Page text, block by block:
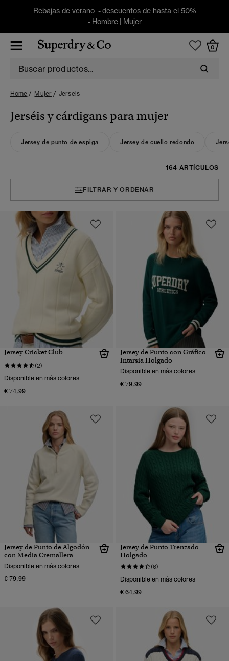
Rebajas de verano - descuentos de hasta el 50%
- Hombre| Mujer
0
Home Mujer Jerseis
Jerséis y cárdigans para mujer
Jersey de punto de espiga Jersey de cuello redondo
164 ARTÍCULOS
FILTRAR Y ORDENAR
Jersey Cricket Club
(2)
Disponible en más colores
€ 74,99
Jersey de Punto con Gráfico
Intarsia Holgado
Disponible en más colores
€ 79,99
Jersey de Punto de Algodón
con Media Cremallera
Disponible en más colores
€ 79,99
Jersey de Punto Trenzado
Holgado
(6)
Disponible en más colores
€ 64,99